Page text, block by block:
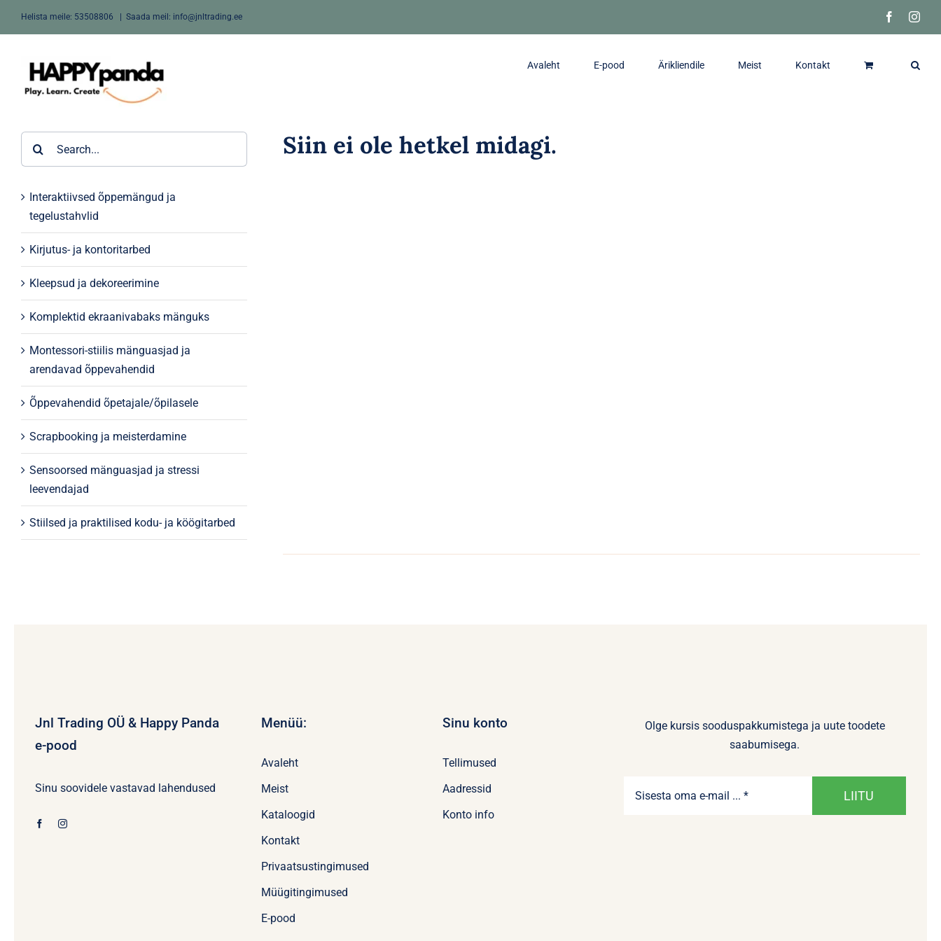
Helista meile: 53508806 Saada meil: info@jnltrading.ee Facebook
Avaleht E-pood Ärikliendile Meist Kontakt
Interaktiivsed õppemängud ja
tegelustahvlid
Kirjutus- ja kontoritarbed
Kleepsud ja dekoreerimine
Komplektid ekraanivabaks mänguks
Montessori-stiilis mänguasjad ja
arendavad õppevahendid
Õppevahendid õpetajale/õpilasele
Scrapbooking ja meisterdamine
Sensoorsed mänguasjad ja stressi
leevendajad
Stiilsed ja praktilised kodu- ja köögitarbed
Siin ei ole hetkel midagi.
Jnl Trading OÜ & Happy Panda
e-pood
Sinu soovidele vastavad lahendused
Menüü:
Avaleht
Meist
Kataloogid
Kontakt
Privaatsustingimused
Müügitingimused
E-pood
Sinu konto
Tellimused
Aadressid
Konto info
Olge kursis sooduspakkumistega ja uute toodete
saabumisega.
LIITU